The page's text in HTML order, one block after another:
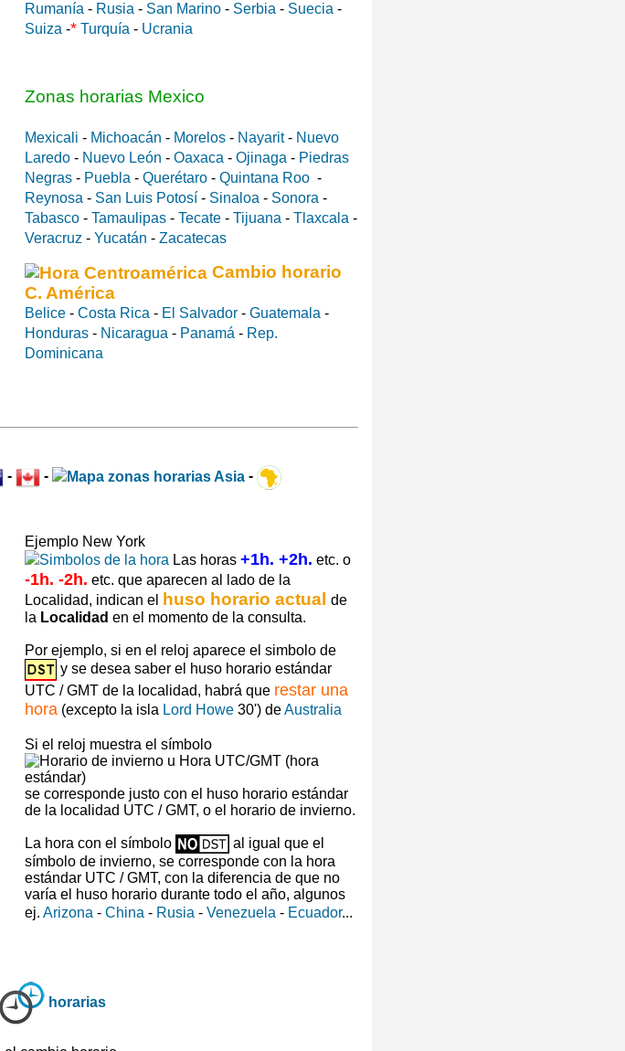
Rumanía - Rusia - San Marino - Serbia - Suecia -
Suiza -* Turquía - Ucrania
Zonas horarias Mexico
Mexicali - Michoacán - Morelos - Nayarit- Nuevo
Laredo - Nuevo León - Oaxaca - Ojinaga - Piedras
Negras - Puebla - Querétaro - Quintana Roo -
Reynosa - San Luis Potosí - Sinaloa - Sonora -
Tabasco - Tamaulipas - Tecate - Tijuana - Tlaxcala -
Veracruz - Yucatán - Zacatecas
Cambio horario
C. América
Belice - Costa Rica - El Salvador - Guatemala -
Honduras - Nicaragua - Panamá - Rep.
Dominicana
- - -
Ejemplo New York
Las horas +1h. +2h. etc. o
-1h. -2h. etc. que aparecen al lado de la
Localidad, indican el huso horario actual de
la Localidad en el momento de la consulta.
Por ejemplo, si en el reloj aparece el simbolo de
y se desea saber el huso horario estándar
UTC / GMT de la localidad, habrá que restar una
hora (excepto la isla Lord Howe 30') deAustralia
Si el reloj muestra el símbolo
se corresponde justo con el huso horario estándar
de la localidad UTC / GMT, o el horario de invierno.
La hora con el símbolo
al igual que el
símbolo de invierno, se corresponde con la hora
estándar UTC / GMT, con la diferencia de que no
varía el huso horario durante todo el año, algunos
ej. Arizona - China - Rusia - Venezuela - Ecuador...
horarias